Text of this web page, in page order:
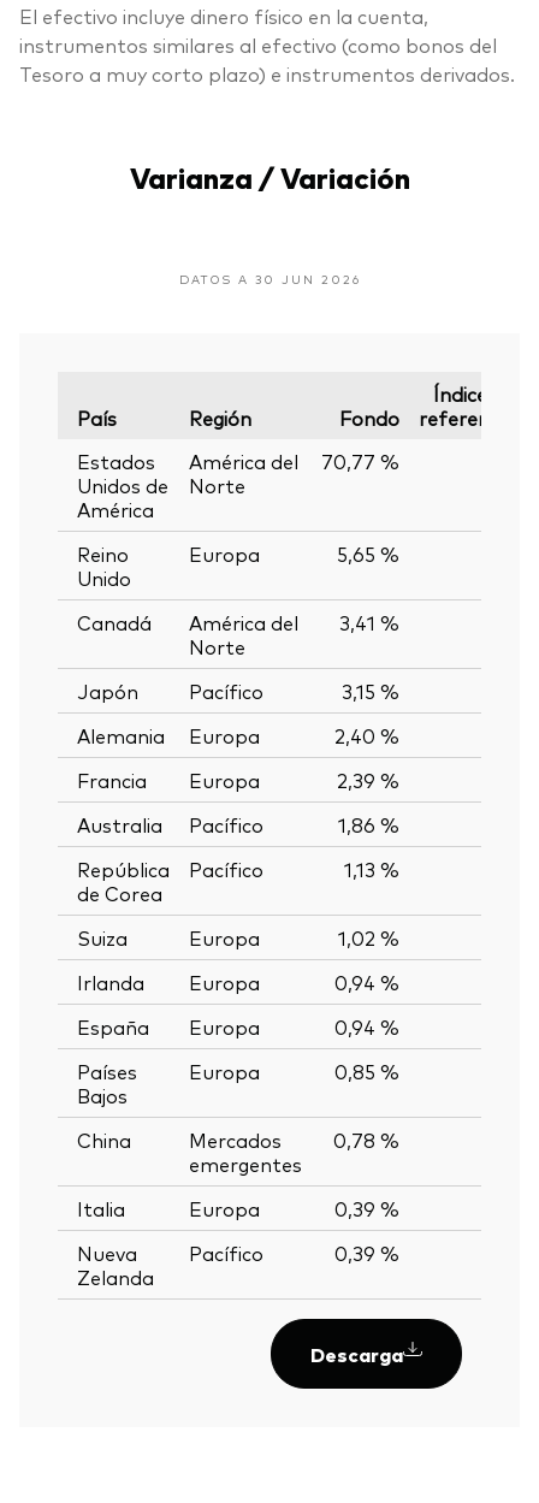
El efectivo incluye dinero físico en la cuenta,
instrumentos similares al efectivo (como bonos del
Tesoro a muy corto plazo) e instrumentos derivados.
Varianza / Variación
DATOS A 30 JUN 2026
País Región Fondo
Índice de
referencia
Estados
Unidos de
América
América del
Norte
70,77 %
Reino
Unido
Europa 5,65 %
Canadá
América del
Norte
3,41 %
Japón Pacífico 3,15 %
Alemania
Europa 2,40 %
Francia
Europa 2,39 %
Australia
Pacífico 1,86 %
República
de Corea
Pacífico 1,13 %
Suiza Europa 1,02 %
Irlanda
Europa 0,94 %
España
Europa 0,94 %
Países
Bajos
Europa 0,85 %
China
Mercados
emergentes
0,78 %
Italia Europa 0,39 %
Nueva
Zelanda
Pacífico 0,39 %
Descarga